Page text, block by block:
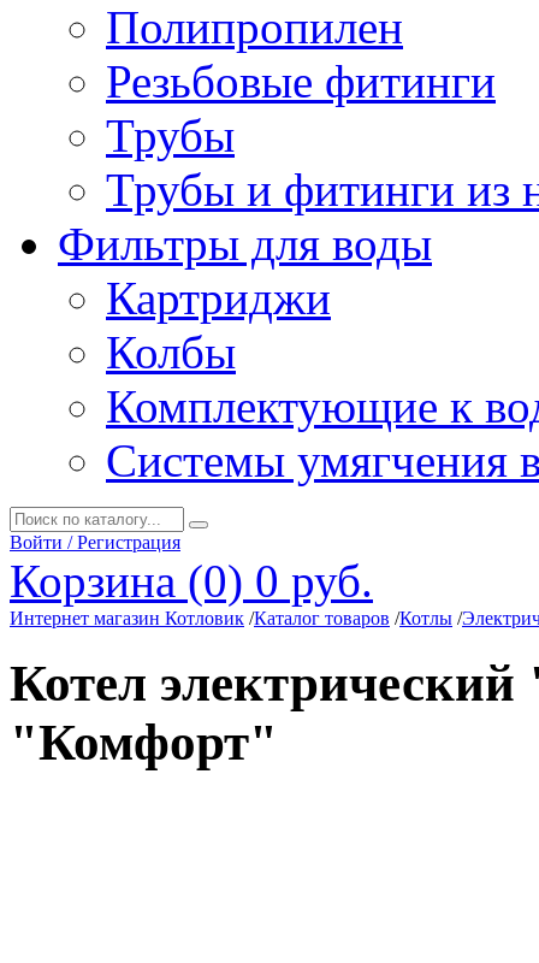
Полипропилен
Резьбовые фитинги
Трубы
Трубы и фитинги из
Фильтры для воды
Картриджи
Колбы
Комплектующие к
Системы умягчения
Войти / Регистрация
Корзина (0) 0 руб.
Интернет магазин Котловик /Каталог товаров /Котлы /
Котел
"Комфорт"